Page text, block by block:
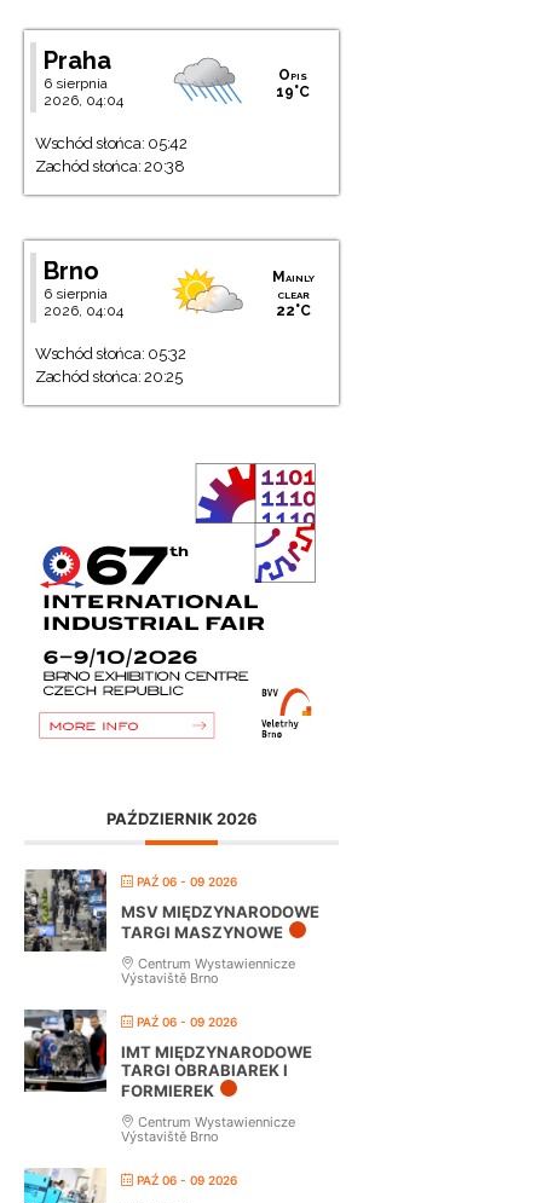
Praha
6 sierpnia
2026, 04:04
Opis
19°C
Wschód słońca: 05:42
Zachód słońca: 20:38
Brno
6 sierpnia
2026, 04:04
Mainly
clear
22°C
Wschód słońca: 05:32
Zachód słońca: 20:25
PAŹDZIERNIK 2026
PAŹ 06 - 09 2026
MSV MIĘDZYNARODOWE
TARGI MASZYNOWE
Centrum Wystawiennicze
Výstaviště Brno
PAŹ 06 - 09 2026
IMT MIĘDZYNARODOWE
TARGI OBRABIAREK I
FORMIEREK
Centrum Wystawiennicze
Výstaviště Brno
PAŹ 06 - 09 2026